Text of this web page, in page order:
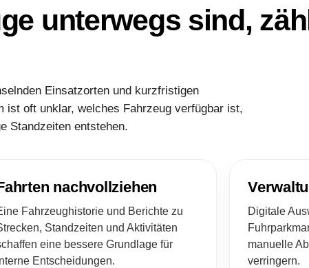
unterwegs sind,
Einsatzorten und kurzfristigen
ist oft unklar, welches Fahrzeug verfügbar ist,
Standzeiten entstehen.
nachvollziehen
Fahrzeughistorie und Berichte zu
Standzeiten und Aktivitäten
eine bessere Grundlage für
Entscheidungen.
Digitale
manuelle
verringern.